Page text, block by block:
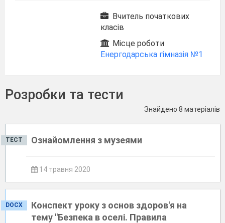
Вчитель початкових
класів
Місце роботи
Енергодарська гімназія №1
Розробки та тести
Знайдено 8 матеріалів
ТЕСТ Ознайомлення з музеями
14 травня 2020
DOCX
Конспект уроку з основ здоров'я на
тему "Безпека в оселі. Правила